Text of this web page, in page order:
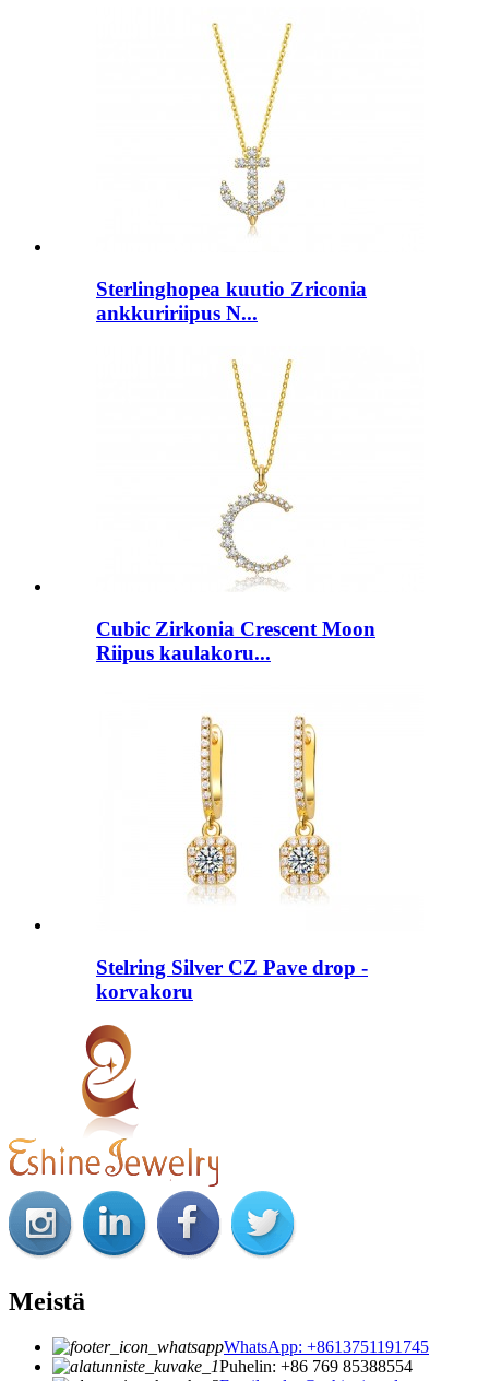
Sterlinghopea kuutio Zriconia
ankkuririipus N...
Cubic Zirkonia Crescent Moon
Riipus kaulakoru...
Stelring Silver CZ Pave drop -
korvakoru
Meistä
WhatsApp: +8613751191745
Puhelin: +86 769 85388554